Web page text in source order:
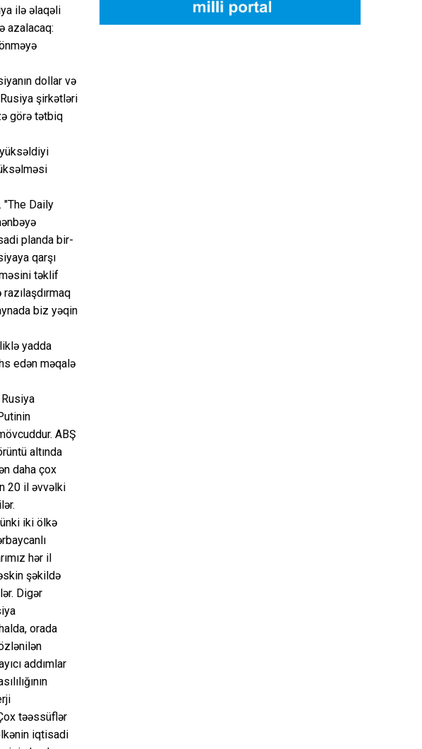
ilə əlaqəli
azalacaq:
dollar və
şirkətləri
görə tətbiq
"The Daily
planda bir-
qarşı
təklif
biz yəqin
yadda
edən məqalə
ABŞ
altında
daha çox
20 il əvvəlki
iki ölkə
hər il
şəkildə
Digər
orada
addımlar
təəssüflər
iqtisadi